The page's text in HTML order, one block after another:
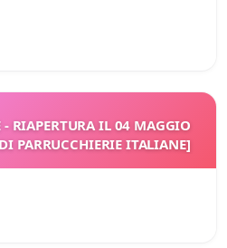
- RIAPERTURA IL 04 MAGGIO
PARRUCCHIERIE ITALIANE]